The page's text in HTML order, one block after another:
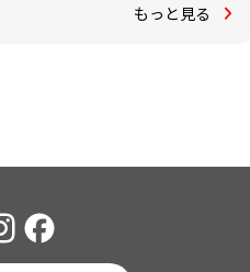
もっと見る